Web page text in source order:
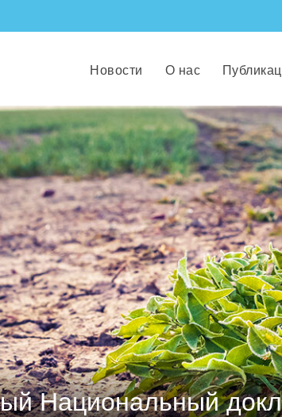
Новости О нас
Национальный